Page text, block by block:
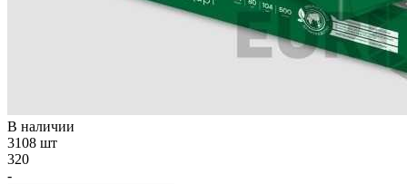
В наличии
3108 шт
320
-